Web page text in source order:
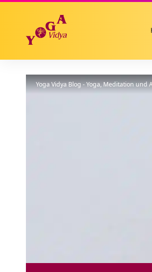
Yoga Vidya Blog - Yoga, Meditation und